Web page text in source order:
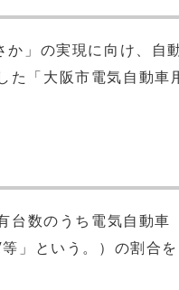
」の実現に向け、自
た「大阪市電気自動車
台数のうち電気自動車
」という。）の割合を